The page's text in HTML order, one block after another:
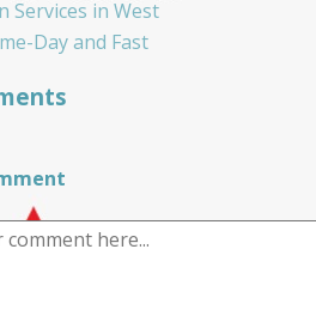
Services in West
Day and Fast